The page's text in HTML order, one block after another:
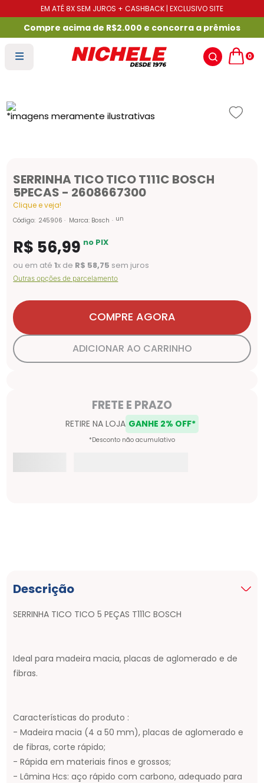
EM ATÉ 8X SEM JUROS + CASHBACK | EXCLUSIVO SITE
Compre acima de R$2.000 e concorra a prêmios
0
SERRINHA TICO TICO T111C BOSCH
5PECAS - 2608667300
Clique e veja!
Código: 245906 Marca: Bosch un
R$ 56,99 no PIX
ou em até1x de R$ 58,75 sem juros
Outras opções de parcelamento
COMPRE AGORA
ADICIONAR AO CARRINHO
Descrição
SERRINHA TICO TICO 5 PEÇAS T111C BOSCH
Ideal para madeira macia, placas de aglomerado e de
fibras.
Características do produto :
- Madeira macia (4 a 50 mm), placas de aglomerado e
de fibras, corte rápido;
- Rápida em materiais finos e grossos;
- Lâmina Hcs: aço rápido com carbono, adequado para